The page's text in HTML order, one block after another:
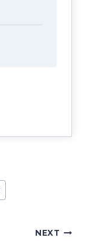
NEXT